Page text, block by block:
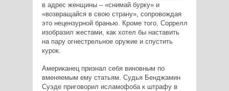
в адрес женщины – «снимай бурку» и
«возвращайся в свою страну», сопровождая
это нецензурной бранью. Кроме того, Соррелл
изобразил жестами, как хотел бы наставить
на пару огнестрельное оружие и спустить
курок.
Американец признал себя виновным по
вменяемым ему статьям. Судья Бенджамин
Суэде приговорил исламофоба к штрафу в